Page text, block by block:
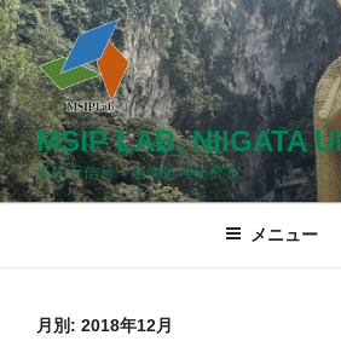
コ
ン
テ
ン
ツ
へ
ス
MSIP LAB, NIIGATA
多次元信号・画像処理研究室
メニュー
月別: 2018年12月